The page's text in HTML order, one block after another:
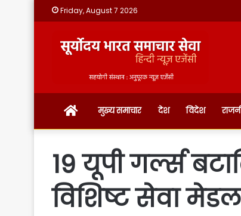
Friday, August 7 2026
होम मुख्य समाचार देश विदेश
19 यूपी गर्ल्स
विशिष्ट सेवा मेडल